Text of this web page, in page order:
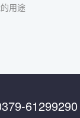
用途
61299290